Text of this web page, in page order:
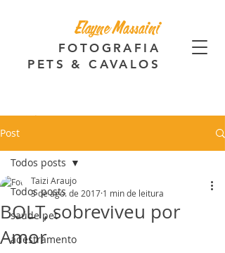
Elayne Massaini
FOTOGRAFIA
PETS & CAVALOS
Post
Todos posts
saúde pet
adestramento
Todos posts
BOLT, sobreviveu por
Amor
Taizi Araujo
3 de ago. de 2017 1 min de leitura